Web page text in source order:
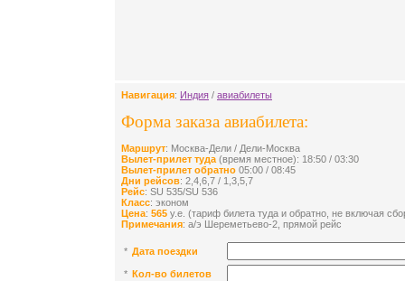
Навигация: Индия / авиабилеты
Форма заказа авиабилета:
Маршрут: Москва-Дели / Дели-Москва
Вылет-прилет туда(время местное): 18:50 / 03:30
Вылет-прилет обратно 05:00 / 08:45
Дни рейсов: 2,4,6,7 / 1,3,5,7
Рейс: SU 535/SU 536
Класс: эконом
Цена: 565 у.е. (тариф билета туда и обратно, не включая
Примечания: а/э Шереметьево-2, прямой рейс
* Дата поездки
* Кол-во билетов